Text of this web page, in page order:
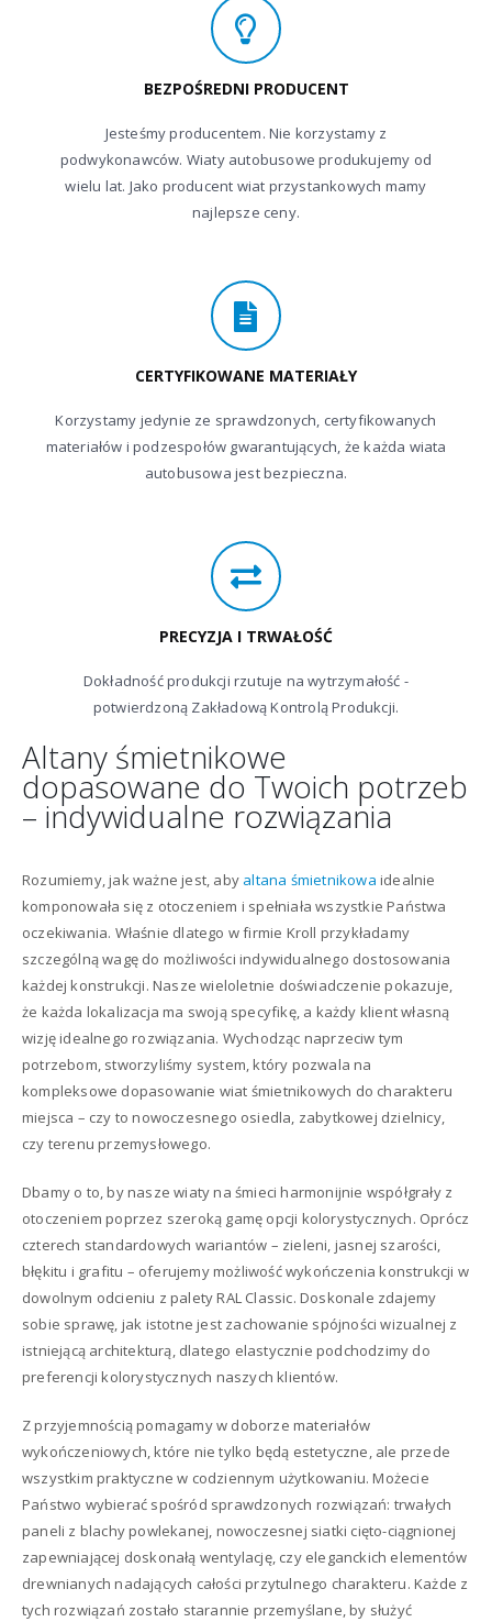
BEZPOŚREDNI PRODUCENT
Jesteśmy producentem. Nie korzystamy z
podwykonawców. Wiaty autobusowe produkujemy od
wielu lat. Jako producent wiat przystankowych mamy
najlepsze ceny.
CERTYFIKOWANE MATERIAŁY
Korzystamy jedynie ze sprawdzonych, certyfikowanych
materiałów i podzespołów gwarantujących, że każda wiata
autobusowa jest bezpieczna.
PRECYZJA I TRWAŁOŚĆ
Dokładność produkcji rzutuje na wytrzymałość -
potwierdzoną Zakładową Kontrolą Produkcji.
Altany śmietnikowe
dopasowane do Twoich potrzeb
– indywidualne rozwiązania
Rozumiemy, jak ważne jest, aby altana śmietnikowa idealnie
komponowała się z otoczeniem i spełniała wszystkie Państwa
oczekiwania. Właśnie dlatego w firmie Kroll przykładamy
szczególną wagę do możliwości indywidualnego dostosowania
każdej konstrukcji. Nasze wieloletnie doświadczenie pokazuje,
że każda lokalizacja ma swoją specyfikę, a każdy klient własną
wizję idealnego rozwiązania. Wychodząc naprzeciw tym
potrzebom, stworzyliśmy system, który pozwala na
kompleksowe dopasowanie wiat śmietnikowych do charakteru
miejsca – czy to nowoczesnego osiedla, zabytkowej dzielnicy,
czy terenu przemysłowego.
Dbamy o to, by nasze wiaty na śmieci harmonijnie współgrały z
otoczeniem poprzez szeroką gamę opcji kolorystycznych. Oprócz
czterech standardowych wariantów – zieleni, jasnej szarości,
błękitu i grafitu – oferujemy możliwość wykończenia konstrukcji w
dowolnym odcieniu z palety RAL Classic. Doskonale zdajemy
sobie sprawę, jak istotne jest zachowanie spójności wizualnej z
istniejącą architekturą, dlatego elastycznie podchodzimy do
preferencji kolorystycznych naszych klientów.
Z przyjemnością pomagamy w doborze materiałów
wykończeniowych, które nie tylko będą estetyczne, ale przede
wszystkim praktyczne w codziennym użytkowaniu. Możecie
Państwo wybierać spośród sprawdzonych rozwiązań: trwałych
paneli z blachy powlekanej, nowoczesnej siatki cięto-ciągnionej
zapewniającej doskonałą wentylację, czy eleganckich elementów
drewnianych nadających całości przytulnego charakteru. Każde z
tych rozwiązań zostało starannie przemyślane, by służyć